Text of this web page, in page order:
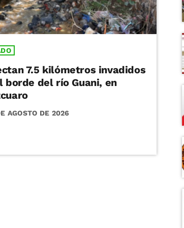
7.5 kilómetros invadidos
borde del río Guani, en
AGOSTO DE 2026